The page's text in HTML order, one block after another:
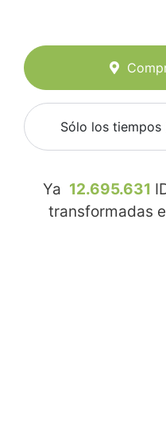
Sólo los tiempos
Ya 12.695.631
transformadas